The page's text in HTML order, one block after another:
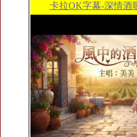
卡拉OK字幕-深情酒